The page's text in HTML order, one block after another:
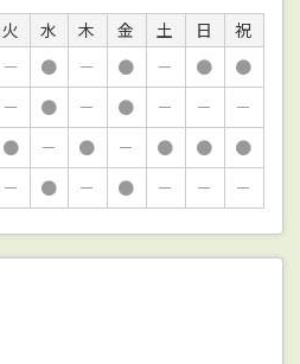
火 水 木 金 土 日
祝
－ ● － ● － ●
●
－ ● － ● － －
－
● － ● － ● ●
●
－ ● － ● － － －